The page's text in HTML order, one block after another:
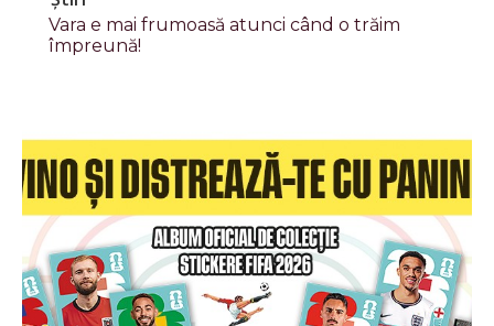
Vara e mai frumoasă atunci când o trăim
împreună!